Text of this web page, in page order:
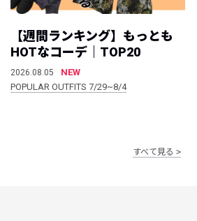
【週間ランキング】もっとも
HOTなコーデ｜TOP20
2026.08.05
NEW
POPULAR OUTFITS 7/29~8/4
すべて見る